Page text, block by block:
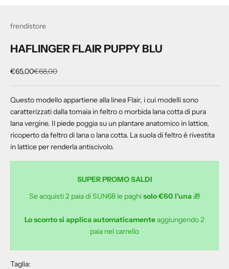
frendistore
HAFLINGER FLAIR PUPPY BLU
Prezzo scontato
€65,00Prezzo
€68,00
Questo modello appartiene alla linea Flair, i cui modelli sono
caratterizzati dalla tomaia in feltro o morbida lana cotta di pura
lana vergine. Il piede poggia su un plantare anatomico in lattice,
ricoperto da feltro di lana o lana cotta. La suola di feltro è rivestita
in lattice per renderla antiscivolo.
SUPER PROMO SALDI
Se acquisti 2 paia di SUN68 le paghisolo €60 l'una🎁
Lo sconto si applica automaticamenteaggiungendo 2
paia nel carrello
Taglia: